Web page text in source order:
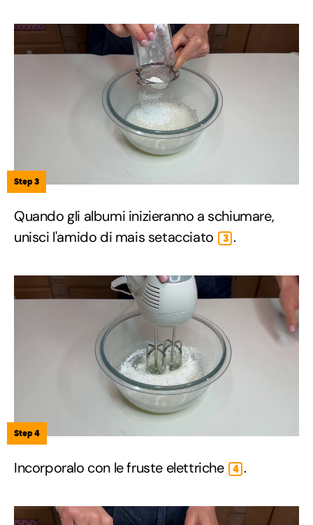
Step 3
Quando gli albumi inizieranno a schiumare,
unisci l'amido di mais setacciato
3 .
Step 4
Incorporalo con le fruste elettriche 4 .